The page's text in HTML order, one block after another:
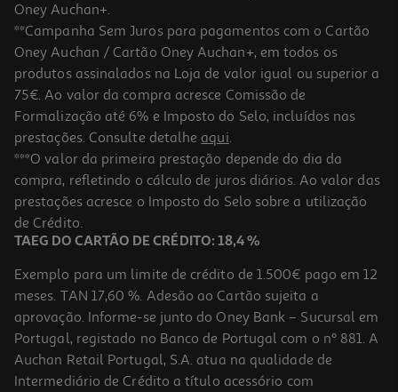
5.0
Máquina De Barbear Braun Series 7 72-G1200s Cinzenta
224.99 €/un
224,99 €
Oney Auchan+.
**Campanha Sem Juros para pagamentos com o Cartão
Oney Auchan / Cartão Oney Auchan+, em todos os
produtos assinalados na Loja de valor igual ou superior a
75€. Ao valor da compra acresce Comissão de
Formalização até 6% e Imposto do Selo, incluídos nas
prestações. Consulte detalhe aqui.
***O valor da primeira prestação depende do dia da
compra, refletindo o cálculo de juros diários. Ao valor das
prestações acresce o Imposto do Selo sobre a utilização
de Crédito.
TAEG DO CARTÃO DE CRÉDITO: 18,4 %
Exemplo para um limite de crédito de 1.500€ pago em 12
meses. TAN 17,60 %. Adesão ao Cartão sujeita a
aprovação. Informe-se junto do Oney Bank – Sucursal em
Portugal, registado no Banco de Portugal com o nº 881. A
Auchan Retail Portugal, S.A. atua na qualidade de
Intermediário de Crédito a título acessório com